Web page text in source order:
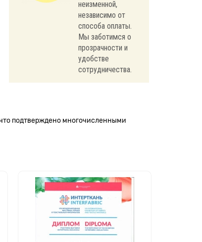
неизменной,
независимо от
способа оплаты.
Мы заботимся о
прозрачности и
удобстве
сотрудничества.
подтверждено многочисленными